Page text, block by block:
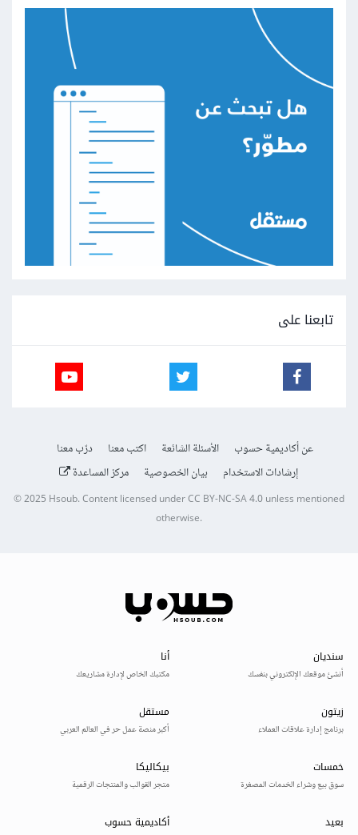
تابعنا على
عن أكاديمية حسوب الأسئلة الشائعة اكتب معنا
درّب معنا
إرشادات الاستخدام
بيان الخصوصية مركز المساعدة
© 2025Hsoub.Content licensed underCC BY-NC-SA 4.0unless mentioned
otherwise.